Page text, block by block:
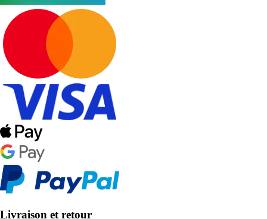
Livraison et retour